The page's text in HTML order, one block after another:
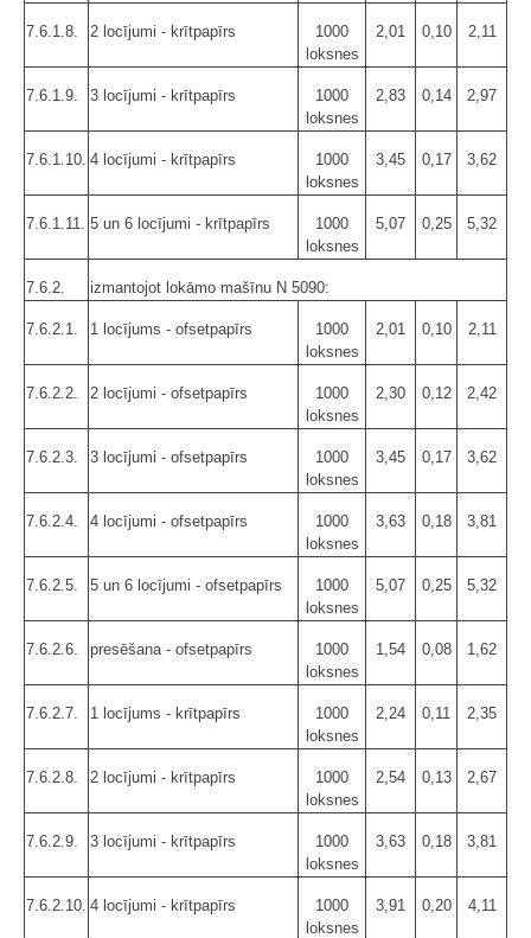
7.6.1.8. 2 locījumi - krītpapīrs
1000
loksnes
2,01 0,10 2,11
7.6.1.9. 3 locījumi - krītpapīrs
1000
loksnes
2,83 0,14 2,97
7.6.1.10. 4 locījumi - krītpapīrs
1000
loksnes
3,45 0,17 3,62
7.6.1.11. 5 un 6 locījumi - krītpapīrs
1000
loksnes
5,07 0,25 5,32
7.6.2. izmantojot lokāmo mašīnu N 5090:
7.6.2.1. 1 locījums - ofsetpapīrs
1000
loksnes
2,01 0,10 2,11
7.6.2.2. 2 locījumi - ofsetpapīrs
1000
loksnes
2,30 0,12 2,42
7.6.2.3. 3 locījumi - ofsetpapīrs
1000
loksnes
3,45 0,17 3,62
7.6.2.4. 4 locījumi - ofsetpapīrs
1000
loksnes
3,63 0,18 3,81
7.6.2.5. 5 un 6 locījumi - ofsetpapīrs
1000
loksnes
5,07 0,25 5,32
7.6.2.6. presēšana - ofsetpapīrs
1000
loksnes
1,54 0,08 1,62
7.6.2.7. 1 locījums - krītpapīrs
1000
loksnes
2,24 0,11 2,35
7.6.2.8. 2 locījumi - krītpapīrs
1000
loksnes
2,54 0,13 2,67
7.6.2.9. 3 locījumi - krītpapīrs
1000
loksnes
3,63 0,18 3,81
7.6.2.10. 4 locījumi - krītpapīrs
1000
loksnes
3,91 0,20 4,11